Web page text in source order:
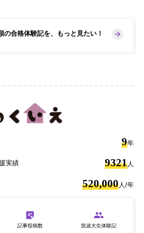
の合格体験記を、もっと見たい！
9年
実績 9321人
520,000人/年
記事投稿数 筑波大生体験記